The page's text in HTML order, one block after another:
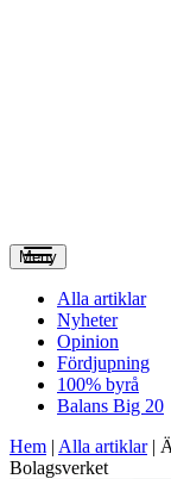
Meny
Alla artiklar
Nyheter
Opinion
Fördjupning
100% byrå
Balans Big 20
Hem | Alla artiklar|
Bolagsverket